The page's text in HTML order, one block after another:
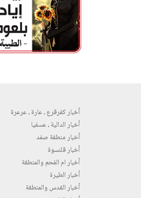
أخبار كفرقرع ، عارة ، عرعرة
أخبار الدالية ، عسفيا
أخبار منطقة صفد
أخبار قلنسوة
أخبار ام الفحم والمنطقة
أخبار الطيرة
أخبار القدس والمنطقة